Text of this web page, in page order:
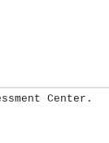
Center.